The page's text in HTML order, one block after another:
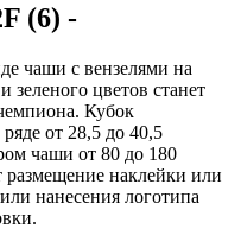
(6) -
чаши с вензелями на
зеленого цветов станет
Кубок
от 28,5 до 40,5
чаши от 80 до 180
размещение наклейки или
нанесения логотипа